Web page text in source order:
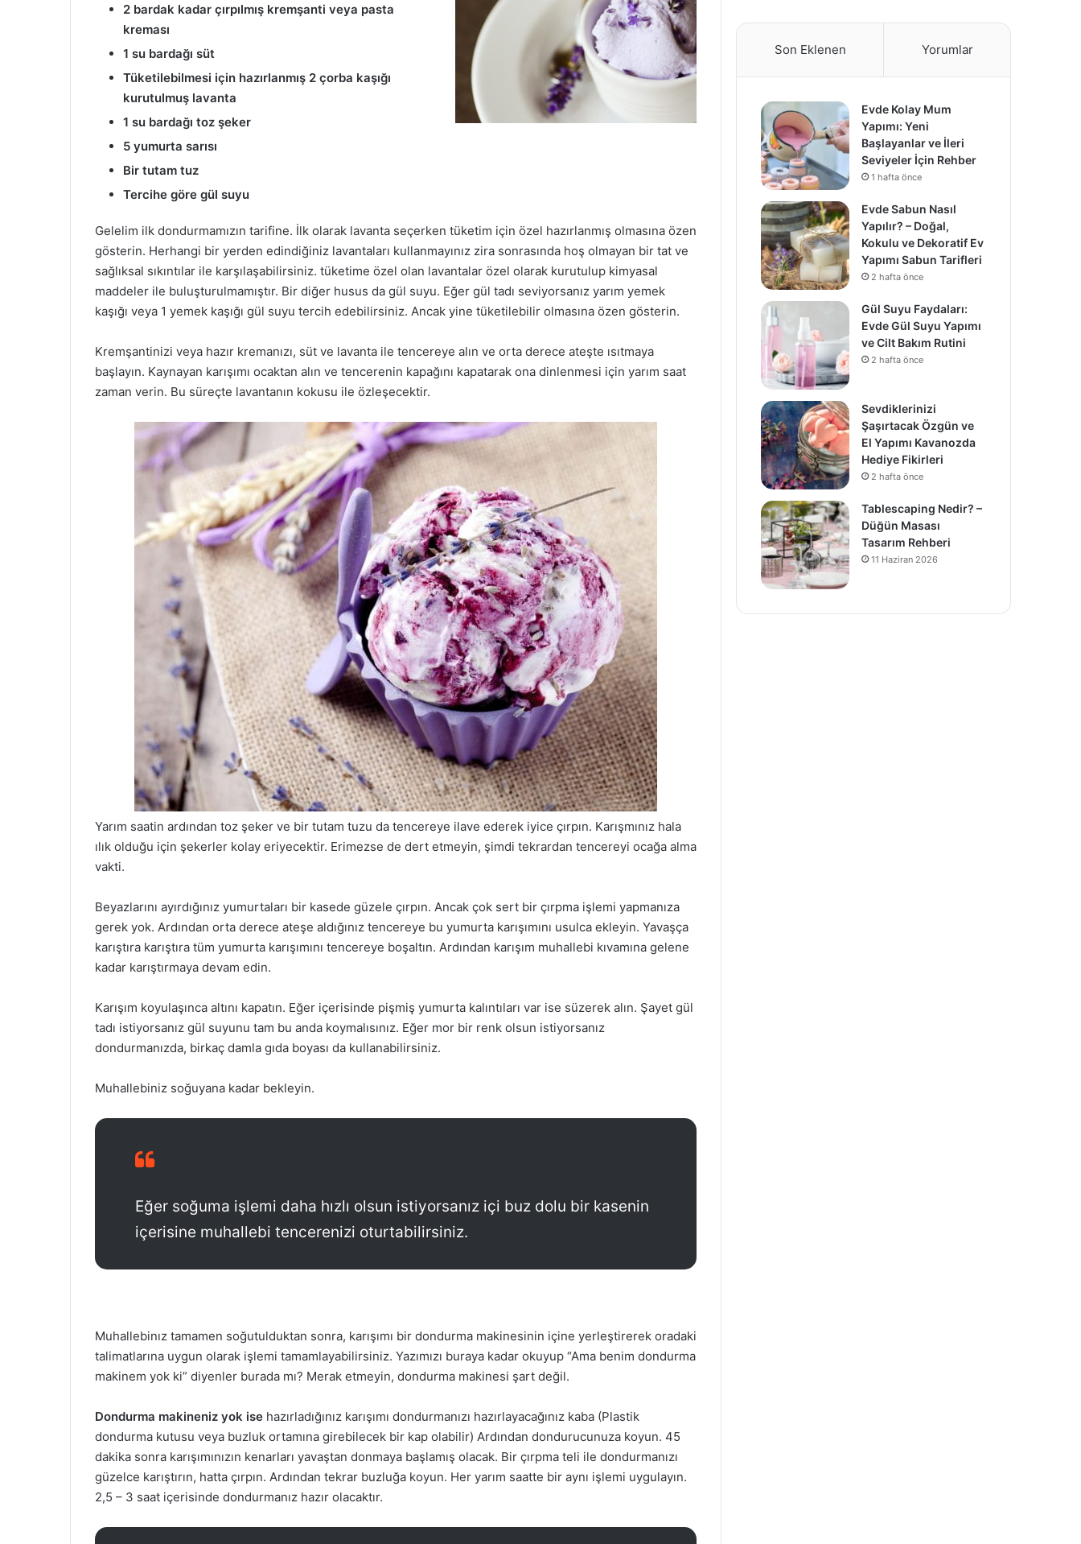
2 bardak kadar çırpılmış kremşanti veya pasta
kreması
1 su bardağı süt
Tüketilebilmesi için hazırlanmış 2 çorba kaşığı
kurutulmuş lavanta
1 su bardağı toz şeker
5 yumurta sarısı
Bir tutam tuz
Tercihe göre gül suyu
Gelelim ilk dondurmamızın tarifine. İlk olarak lavanta seçerken tüketim için özel hazırlanmış olmasına özen
gösterin. Herhangi bir yerden edindiğiniz lavantaları kullanmayınız zira sonrasında hoş olmayan bir tat ve
sağlıksal sıkıntılar ile karşılaşabilirsiniz. tüketime özel olan lavantalar özel olarak kurutulup kimyasal
maddeler ile buluşturulmamıştır. Bir diğer husus da gül suyu. Eğer gül tadı seviyorsanız yarım yemek
kaşığı veya 1 yemek kaşığı gül suyu tercih edebilirsiniz. Ancak yine tüketilebilir olmasına özen gösterin.
Kremşantinizi veya hazır kremanızı, süt ve lavanta ile tencereye alın ve orta derece ateşte ısıtmaya
başlayın. Kaynayan karışımı ocaktan alın ve tencerenin kapağını kapatarak ona dinlenmesi için yarım saat
zaman verin. Bu süreçte lavantanın kokusu ile özleşecektir.
Yarım saatin ardından toz şeker ve bir tutam tuzu da tencereye ilave ederek iyice çırpın. Karışmınız hala
ılık olduğu için şekerler kolay eriyecektir. Erimezse de dert etmeyin, şimdi tekrardan tencereyi ocağa alma
vakti.
Beyazlarını ayırdığınız yumurtaları bir kasede güzele çırpın. Ancak çok sert bir çırpma işlemi yapmanıza
gerek yok. Ardından orta derece ateşe aldığınız tencereye bu yumurta karışımını usulca ekleyin. Yavaşça
karıştıra karıştıra tüm yumurta karışımını tencereye boşaltın. Ardından karışım muhallebi kıvamına gelene
kadar karıştırmaya devam edin.
Karışım koyulaşınca altını kapatın. Eğer içerisinde pişmiş yumurta kalıntıları var ise süzerek alın. Şayet gül
tadı istiyorsanız gül suyunu tam bu anda koymalısınız. Eğer mor bir renk olsun istiyorsanız
dondurmanızda, birkaç damla gıda boyası da kullanabilirsiniz.
Muhallebiniz soğuyana kadar bekleyin.
Eğer soğuma işlemi daha hızlı olsun istiyorsanız içi buz dolu bir kasenin
içerisine muhallebi tencerenizi oturtabilirsiniz.
Muhallebinız tamamen soğutulduktan sonra, karışımı bir dondurma makinesinin içine yerleştirerek oradaki
talimatlarına uygun olarak işlemi tamamlayabilirsiniz. Yazımızı buraya kadar okuyup “Ama benim dondurma
makinem yok ki” diyenler burada mı? Merak etmeyin, dondurma makinesi şart değil.
Dondurma makineniz yok ise hazırladığınız karışımı dondurmanızı hazırlayacağınız kaba (Plastik
dondurma kutusu veya buzluk ortamına girebilecek bir kap olabilir) Ardından dondurucunuza koyun. 45
dakika sonra karışımınızın kenarları yavaştan donmaya başlamış olacak. Bir çırpma teli ile dondurmanızı
güzelce karıştırın, hatta çırpın. Ardından tekrar buzluğa koyun. Her yarım saatte bir aynı işlemi uygulayın.
2,5 – 3 saat içerisinde dondurmanız hazır olacaktır.
Son Eklenen Yorumlar
Evde Kolay Mum
Yapımı: Yeni
Başlayanlar ve İleri
Seviyeler İçin Rehber
1 hafta önce
Evde Sabun Nasıl
Yapılır? – Doğal,
Kokulu ve Dekoratif Ev
Yapımı Sabun Tarifleri
2 hafta önce
Gül Suyu Faydaları:
Evde Gül Suyu Yapımı
ve Cilt Bakım Rutini
2 hafta önce
Sevdiklerinizi
Şaşırtacak Özgün ve
El Yapımı Kavanozda
Hediye Fikirleri
2 hafta önce
Tablescaping Nedir? –
Düğün Masası
Tasarım Rehberi
11 Haziran 2026